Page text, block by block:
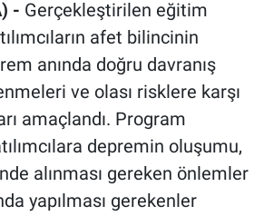
- Gerçekleştirilen eğitim
afet bilincinin
anında doğru davranış
ve olası risklere karşı
amaçlandı. Program
depremin oluşumu,
alınması gereken önlemler
yapılması gerekenler